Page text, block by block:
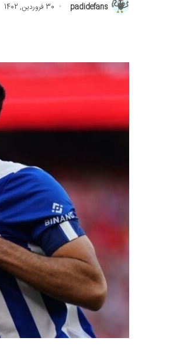
padidefans 30 فروردین, 1402